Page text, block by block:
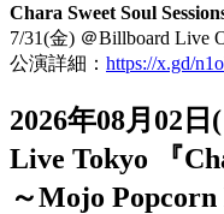
Chara Sweet Soul
7/31(金) ＠Billboard Live
公演詳細： https://x.gd/
2026年08月02
Live Tokyo 『
～Mojo Popcorn